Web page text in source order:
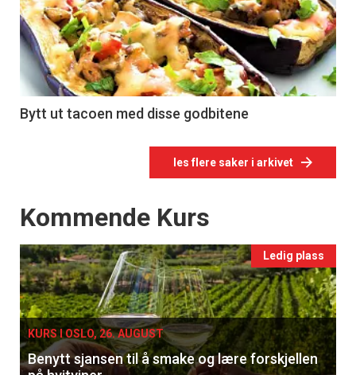
Bytt ut tacoen med disse godbitene
les flere saker i arkivet
Events
Kommende Kurs
Ledig plass
KURS I OSLO, 26. AUGUST
Benytt sjansen til å smake og lære forskjellen